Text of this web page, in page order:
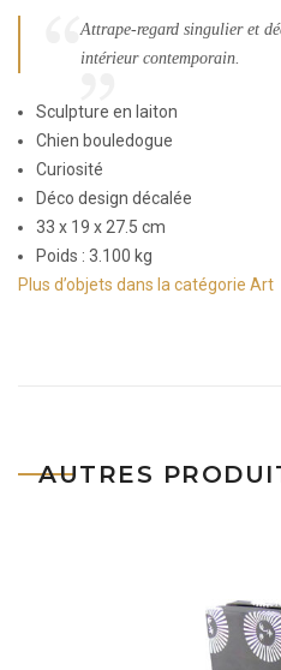
Attrape-regard singulier et
intérieur contemporain.
Sculpture en laiton
Chien bouledogue
Curiosité
Déco design décalée
33 x 19 x 27.5 cm
Poids : 3.100 kg
Plus d’objets dans la catégorie Art
AUTRES